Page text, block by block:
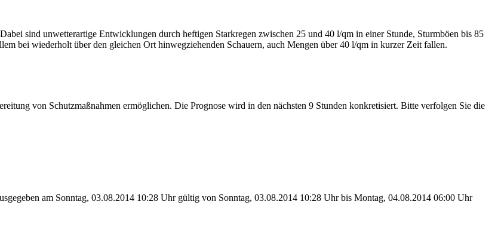
sind unwetterartige Entwicklungen durch heftigen Starkregen zwischen 25 und 40 l/qm in einer Stunde, Sturmböen bis 85
bei wiederholt über den gleichen Ort hinwegziehenden Schauern, auch Mengen über 40 l/qm in kurzer Zeit fallen.
von Schutzmaßnahmen ermöglichen. Die Prognose wird in den nächsten 9 Stunden konkretisiert. Bitte verfolgen Sie die
am Sonntag, 03.08.2014 10:28 Uhr gültig von Sonntag, 03.08.2014 10:28 Uhr bis Montag, 04.08.2014 06:00 Uhr